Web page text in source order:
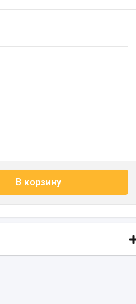
В корзину